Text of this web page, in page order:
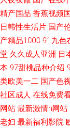
精产国品 香蕉视频
日韩性生活片 国产
产精品1000 91九色
堂 久久成人亚洲 日
本 97甜桃品种介绍
类欧美一二 国产色
社区成人 在线免费
网站 最新激情h网站
老妇 最新福利影院